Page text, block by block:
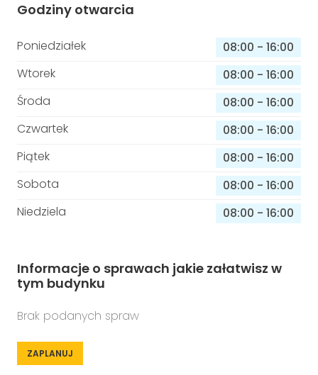
Godziny otwarcia
Poniedziałek 08:00 - 16:00
Wtorek
08:00 - 16:00
Środa
08:00 - 16:00
Czwartek
08:00 - 16:00
Piątek
08:00 - 16:00
Sobota
08:00 - 16:00
Niedziela
08:00 - 16:00
Informacje o sprawach jakie załatwisz w
tym budynku
Brak podanych spraw
ZAPLANUJ